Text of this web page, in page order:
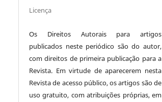
Licença
Os Direitos Autorais para artigos
publicados neste periódico são do autor,
com direitos de primeira publicação para a
Revista. Em virtude de aparecerem nesta
Revista de acesso público, os artigos são de
uso gratuito, com atribuições próprias, em